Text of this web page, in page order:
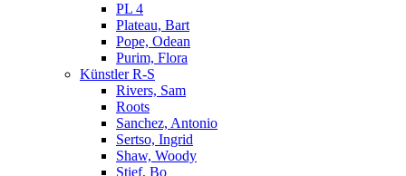
PL 4
Plateau, Bart
Pope, Odean
Purim, Flora
Künstler R-S
Rivers, Sam
Roots
Sanchez, Antonio
Sertso, Ingrid
Shaw, Woody
Stief, Bo